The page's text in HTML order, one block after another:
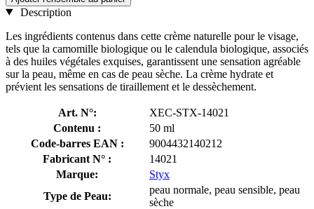
Description
Les ingrédients contenus dans cette crème naturelle pour le visage,
tels que la camomille biologique ou le calendula biologique, associés
à des huiles végétales exquises, garantissent une sensation agréable
sur la peau, même en cas de peau sèche. La crème hydrate et
prévient les sensations de tiraillement et le dessèchement.
Art. N°:
XEC-STX-14021
Contenu :
50 ml
Code-barres EAN :
9004432140212
Fabricant N° :
14021
Marque:
Styx
Type de Peau:
peau normale, peau sensible, peau
sèche